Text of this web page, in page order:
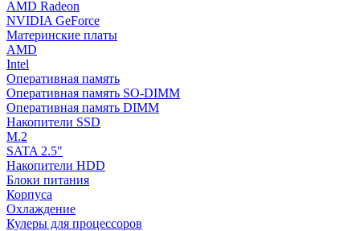
AMD Radeon
NVIDIA GeForce
Материнские платы
AMD
Intel
Оперативная память
Оперативная память SO-DIMM
Оперативная память DIMM
Накопители SSD
M.2
SATA 2.5"
Накопители HDD
Блоки питания
Корпуса
Охлаждение
Кулеры для процессоров